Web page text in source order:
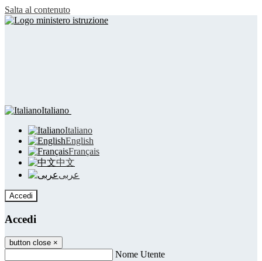
Salta al contenuto
Italiano
Italiano
English
Français
中文
عربى
Accedi
Accedi
button close ×
Nome Utente